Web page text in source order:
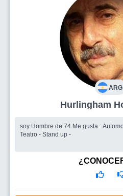
ARG
soy Hombre de 74 Me gusta : Automovilismo - Bowling - Rock -
Teatro - Stand up -